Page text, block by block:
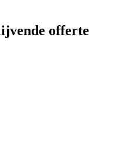
offerte